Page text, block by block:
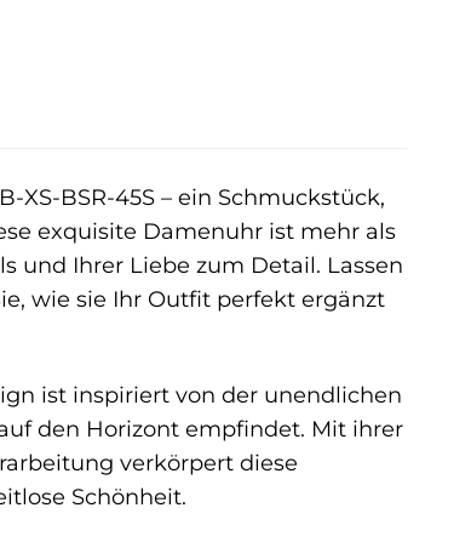
XS-BSR-45S – ein Schmuckstück,
exquisite Damenuhr ist mehr als
und Ihrer Liebe zum Detail. Lassen
wie sie Ihr Outfit perfekt ergänzt
ist inspiriert von der unendlichen
den Horizont empfindet. Mit ihrer
verkörpert diese
Schönheit.